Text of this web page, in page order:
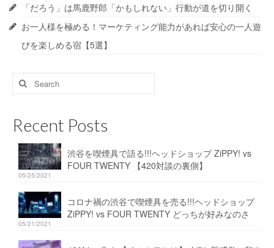
「だろう」は馬鹿野郎「かもしれない」行動が道を切り開く
お一人様を極める！マーケティング能力があれば安心の一人遊
びを楽しめる宿【5選】
Search
for:
Recent Posts
渋谷を喫煙具で語る!!!ヘッドショップ ZiPPY! vs
FOUR TWENTY 【420対談の裏側】
05/25/2021
コロナ禍の渋谷で喫煙具を売る!!!ヘッドショップ
ZiPPY! vs FOUR TWENTY どっちが好みなのさ
05/21/2021